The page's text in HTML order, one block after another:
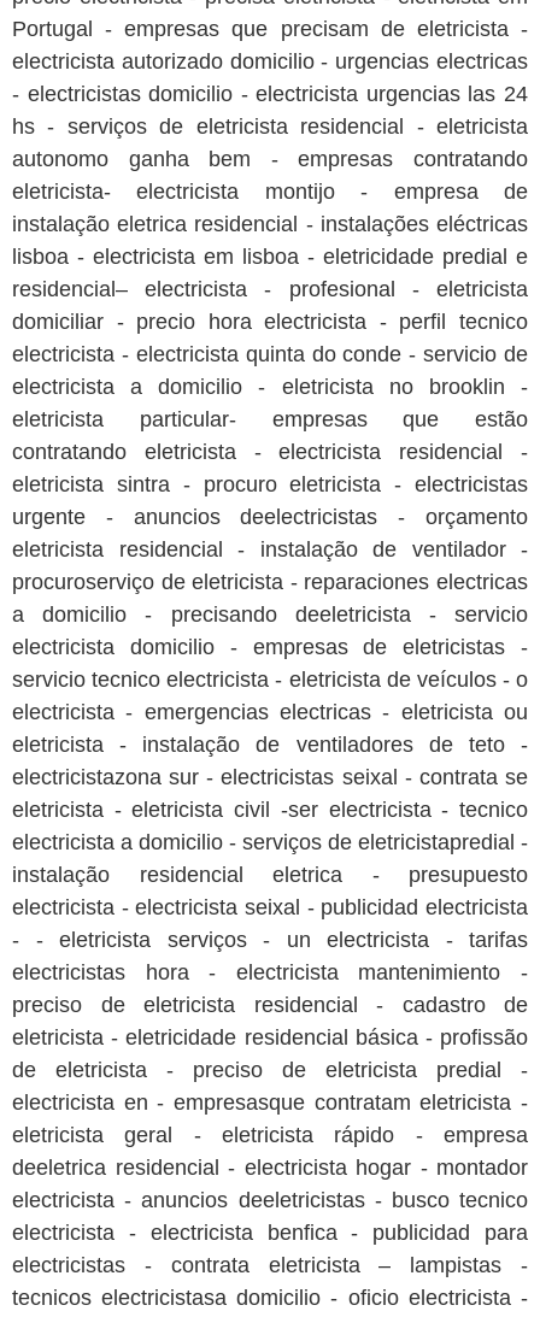
Portugal - empresas que precisam de eletricista -
electricista autorizado domicilio - urgencias electricas
- electricistas domicilio - electricista urgencias las 24
hs - serviços de eletricista residencial - eletricista
autonomo ganha bem - empresas contratando
eletricista- electricista montijo - empresa de
instalação eletrica residencial - instalações eléctricas
lisboa - electricista em lisboa - eletricidade predial e
residencial– electricista - profesional - eletricista
domiciliar - precio hora electricista - perfil tecnico
electricista - electricista quinta do conde - servicio de
electricista a domicilio - eletricista no brooklin -
eletricista particular- empresas que estão
contratando eletricista - electricista residencial -
eletricista sintra - procuro eletricista - electricistas
urgente - anuncios deelectricistas - orçamento
eletricista residencial - instalação de ventilador -
procuroserviço de eletricista - reparaciones electricas
a domicilio - precisando deeletricista - servicio
electricista domicilio - empresas de eletricistas -
servicio tecnico electricista - eletricista de veículos - o
electricista - emergencias electricas - eletricista ou
eletricista - instalação de ventiladores de teto -
electricistazona sur - electricistas seixal - contrata se
eletricista - eletricista civil -ser electricista - tecnico
electricista a domicilio - serviços de eletricistapredial -
instalação residencial eletrica - presupuesto
electricista - electricista seixal - publicidad electricista
- - eletricista serviços - un electricista - tarifas
electricistas hora - electricista mantenimiento -
preciso de eletricista residencial - cadastro de
eletricista - eletricidade residencial básica - profissão
de eletricista - preciso de eletricista predial -
electricista en - empresasque contratam eletricista -
eletricista geral - eletricista rápido - empresa
deeletrica residencial - electricista hogar - montador
electricista - anuncios deeletricistas - busco tecnico
electricista - electricista benfica - publicidad para
electricistas - contrata eletricista – lampistas -
tecnicos electricistasa domicilio - oficio electricista -